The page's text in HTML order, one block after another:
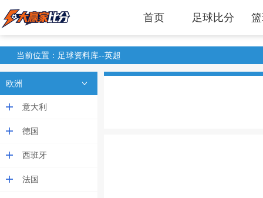
首页 足球比分
当前位置：足球资料库--英超
欧洲
意大利
德国
西班牙
法国